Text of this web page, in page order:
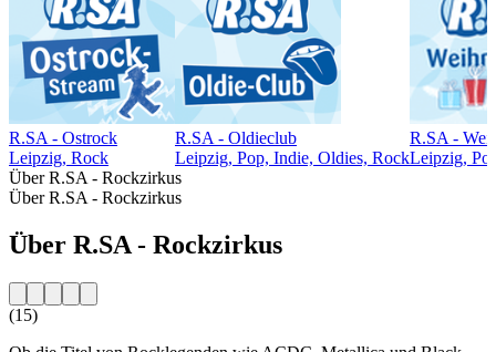
R.SA - Ostrock
Leipzig, Rock
R.SA - Oldieclub
Leipzig, Pop, Indie, Oldies, Rock
R.SA -
Leipzig,
Über R.SA - Rockzirkus
Über R.SA - Rockzirkus
Über R.SA - Rockzirkus
(15)